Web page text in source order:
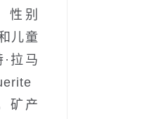
性别
儿童
拉马
矿产